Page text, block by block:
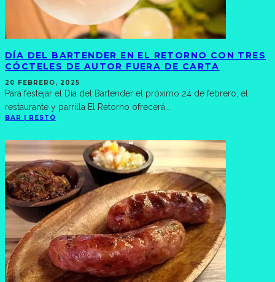
DÍA DEL BARTENDER EN EL RETORNO CON TRES
CÓCTELES DE AUTOR FUERA DE CARTA
20 FEBRERO, 2025
Para festejar el Día del Bartender el próximo 24 de febrero, el
restaurante y parrilla El Retorno ofrecerá
BAR | RESTÓ